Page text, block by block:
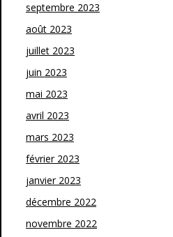
septembre 2023
août 2023
juillet 2023
juin 2023
mai 2023
avril 2023
mars 2023
février 2023
janvier 2023
décembre 2022
novembre 2022